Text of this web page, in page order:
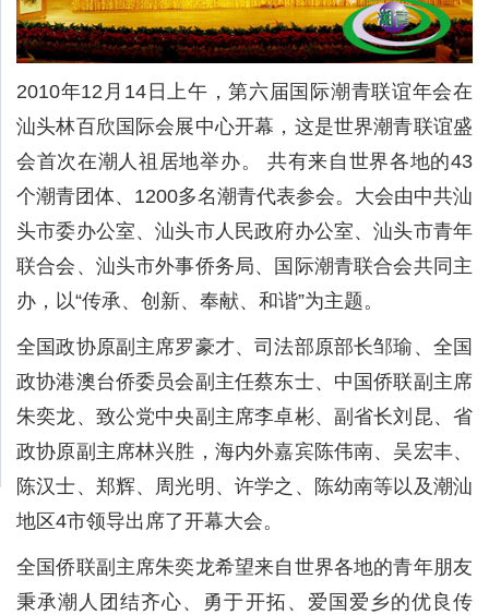
2010年12月14日上午，第六届国际潮青联谊年会在
汕头林百欣国际会展中心开幕，这是世界潮青联谊盛
会首次在潮人祖居地举办。 共有来自世界各地的43
个潮青团体、1200多名潮青代表参会。大会由中共汕
头市委办公室、汕头市人民政府办公室、汕头市青年
联合会、汕头市外事侨务局、国际潮青联合会共同主
办，以“传承、创新、奉献、和谐”为主题。
全国政协原副主席罗豪才、司法部原部长邹瑜、全国
政协港澳台侨委员会副主任蔡东士、中国侨联副主席
朱奕龙、致公党中央副主席李卓彬、副省长刘昆、省
政协原副主席林兴胜，海内外嘉宾陈伟南、吴宏丰、
陈汉士、郑辉、周光明、许学之、陈幼南等以及潮汕
地区4市领导出席了开幕大会。
全国侨联副主席朱奕龙希望来自世界各地的青年朋友
秉承潮人团结齐心、勇于开拓、爱国爱乡的优良传